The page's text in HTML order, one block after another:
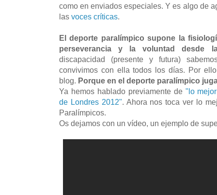
como en enviados especiales. Y es algo de
las voces críticas.
El deporte paralímpico supone la
perseverancia y la voluntad desde
discapacidad (presente y futura)
convivimos con ella todos los días. Por
blog. Porque en el deporte paralímpico
Ya hemos hablado previamente de "lo
de Londres 2012". Ahora nos toca ver lo
Paralímpicos.
Os dejamos con un vídeo, un ejemplo de